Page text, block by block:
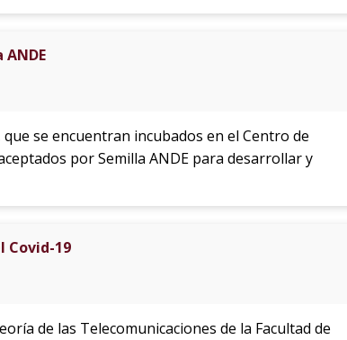
se encuentran incubados en el Centro de
por Semilla ANDE para desarrollar y
Covid-19
de las Telecomunicaciones de la Facultad de